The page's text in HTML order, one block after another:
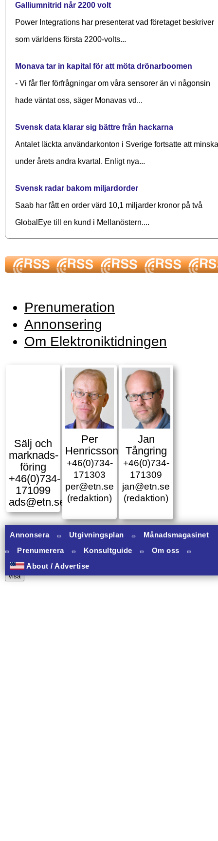
Galliumnitrid når 2200 volt
Power Integrations har presenterat vad företaget beskriver
som världens första 2200-volts...
Monava tar in kapital för att möta drönarboomen
- Vi får fler förfrågningar om våra sensorer än vi någonsin
hade väntat oss, säger Monavas vd...
Svensk data klarar sig bättre från hackarna
Antalet läckta användarkonton i Sverige fortsatte att minska
under årets andra kvartal. Enligt nya...
Svensk radar bakom miljardorder
Saab har fått en order värd 10,1 miljarder kronor på två
GlobalEye till en kund i Mellanöstern....
Prenumeration
Annonsering
Om Elektroniktidningen
Sälj och
marknads­
föring
+46(0)734-
171099
ads@etn.se
Per
Henricsson
+46(0)734-
171303
per@etn.se
(redaktion)
Jan
Tångring
+46(0)734-
171309
jan@etn.se
(redaktion)
Annonsera ⏛ Utgivningsplan ⏛
Månadsmagasinet
⏛
Prenumerera ⏛ Konsultguide ⏛ Om oss
⏛
About / Advertise
10 banners varav 10 har onclick.